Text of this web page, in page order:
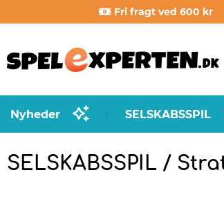
Fri fragt ved 600 kr
Nyheder SELSKABSSPIL
SELSKABSSPIL /